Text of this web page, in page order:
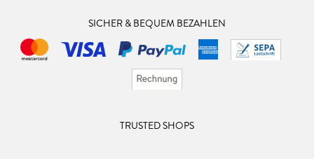
SICHER & BEQUEM BEZAHLEN
TRUSTED SHOPS